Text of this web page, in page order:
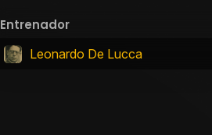
Entrenador
Leonardo De Lucca